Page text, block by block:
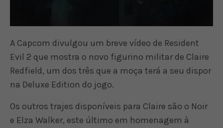
A Capcom divulgou um breve vídeo de Resident
Evil 2 que mostra o novo figurino militar de Claire
Redfield, um dos três que a moça terá a seu dispor
na Deluxe Edition do jogo.
Os outros trajes disponíveis para Claire são o Noir
e Elza Walker, este último em homenagem à